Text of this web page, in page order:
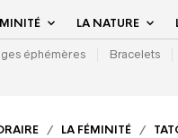
LA NATURE
éphémères Bracelets
/ LA FÉMINITÉ /